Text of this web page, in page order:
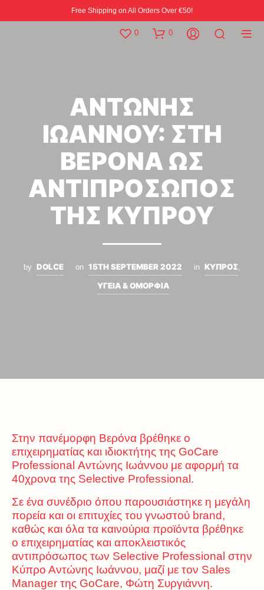
Free Shipping on All Orders Over €50!
0 0
ΑΝΤΩΝΗΣ
ΙΩΑΝΝΟΥ: ΣΤΗ
ΒΕΡΟΝΑ ΩΣ
ΑΝΤΙΠΡΟΣΩΠΟΣ
ΤΗΣ ΚΥΠΡΟΥ
by DOLCE on 15TH SEPTEMBER 2022 in ΚΥΠΡΟΣ,
ΥΓΕΙΑ & ΟΜΟΡΦΙΑ
Στην πανέμορφη Βερόνα βρέθηκε ο
επιχειρηματίας και ιδιοκτήτης της GoCare
Professional Αντώνης Ιωάννου με αφορμή τα
40χρονα της Selective Professional.
Σε ένα συνέδριο όπου παρουσιάστηκε η μεγάλη
πορεία και οι επιτυχίες του γνωστού brand,
καθώς και όλα τα καινούρια προϊόντα βρέθηκε
ο επιχειρηματίας και αποκλειστικός
αντιπρόσωπος των Selective Professional στην
Κύπρο Αντώνης Ιωάννου, μαζί με τον Sales
Manager της GoCare, Φώτη Συργιάννη.